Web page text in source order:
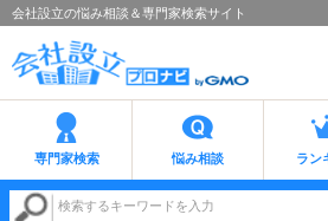
会社設立の悩み相談＆専門家検索サイト
専門家検索 悩み相談 ラン
検索するキーワードを入力